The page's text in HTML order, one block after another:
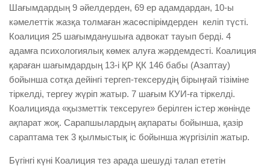
Шағымдардың 9 әйелдерден, 69 ер адамдардан, 10-ы
кәмелеттік жазқа толмаған жасөспірімдерден келіп түсті.
Коалиция 25 шағымданушыға адвокат тауып берді. 4
адамға психологиялық көмек алуға жәрдемдесті. Коалиция
қараған шағымдардың 13-і ҚР ҚК 146 бабы (Азаптау)
бойынша сотқа дейінгі тергеп-тексерудің бірыңғай тізіміне
тіркелді, тергеу жүріп жатыр. 7 шағым КУИ-ға тіркелді.
Коалицияда «қызметтік тексеруге» берілген істер жөнінде
ақпарат жоқ. Сарапшылардың ақпараты бойынша, қазір
сараптама тек 3 қылмыстық іс бойынша жүргізіліп жатыр.
Бүгінгі күні Коалиция тез арада шешуді талап ететін